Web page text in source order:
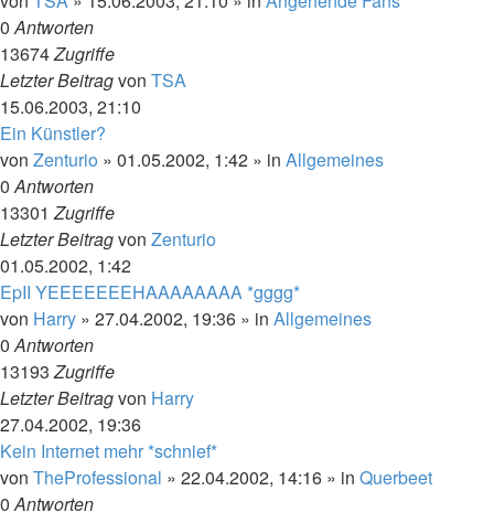
0Antworten
13674Zugriffe
Letzter Beitragvon TSA
15.06.2003, 21:10
Ein Künstler?
von Zenturio » 01.05.2002, 1:42 » in Allgemeines
0Antworten
13301Zugriffe
Letzter Beitragvon Zenturio
01.05.2002, 1:42
EpII YEEEEEEEHAAAAAAAA *gggg*
von Harry » 27.04.2002, 19:36 » in Allgemeines
0Antworten
13193Zugriffe
Letzter Beitragvon Harry
27.04.2002, 19:36
Kein Internet mehr *schnief*
von TheProfessional » 22.04.2002, 14:16 » in Querbeet
0Antworten